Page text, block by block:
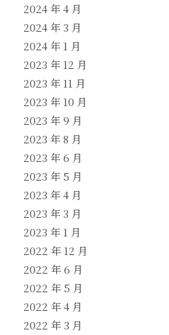
2024 年 4 月
2024 年 3 月
2024 年 1 月
2023 年 12 月
2023 年 11 月
2023 年 10 月
2023 年 9 月
2023 年 8 月
2023 年 6 月
2023 年 5 月
2023 年 4 月
2023 年 3 月
2023 年 1 月
2022 年 12 月
2022 年 6 月
2022 年 5 月
2022 年 4 月
2022 年 3 月